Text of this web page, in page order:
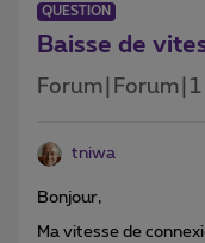
QUESTION
Baisse de
Forum|Forum|1
tniwa
Bonjour,
Ma vitesse de